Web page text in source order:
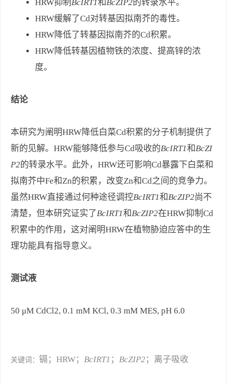
HRW抑制 BcIRT1和BcZIP2的转录水平。
HRW缓解了Cd对转基因拟南芥的毒性。
HRW降低了转基因拟南芥的Cd积累。
HRW降低转基因植物铁的浓度、提高锌的浓
度。
结论
本研究为阐明HRW降低白菜Cd积累的分子机制提供了
新的见解。HRW能够降低参与Cd吸收的BcIRT1和BcZI
P2的转录水平。此外，HRW还可影响Cd暴露下白菜和
拟南芥中Fe和Zn的积累，改变Zn和Cd之间的竞争力。
虽然HRW直接通过何种途径调控BcIRT1和BcZIP2尚不
清楚，但本研究证实了BcIRT1和BcZIP2在HRW抑制Cd
积累中的作用，这对阐明HRW在植物胁迫应答中的生
理功能具有指导意义。
测试液
50 μM CdCl2, 0.1 mM KCl, 0.3 mM MES, pH 6.0
关键词： 镉；HRW； BcIRT1 ； BcZIP2 ；离子吸收